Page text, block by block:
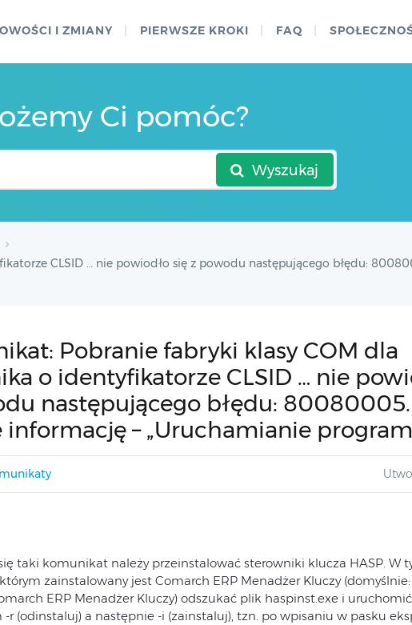
I ZMIANY PIERWSZE KROKI FAQ
Ci pomóc?
Wyszukaj
CLSID … nie powiodło się z powodu następującego błędu:
Pobranie fabryki klasy COM dla
o identyfikatorze CLSID … nie
następującego błędu:
informację – „Uruchamianie
taki komunikat należy przeinstalować sterowniki klucza HASP. W
zainstalowany jest Comarch ERP Menadżer Kluczy
ERP Menadżer Kluczy) odszukać plik haspinst.exe i
r (odinstaluj) a następnie -i (zainstaluj), tzn. po wpisaniu w pasku